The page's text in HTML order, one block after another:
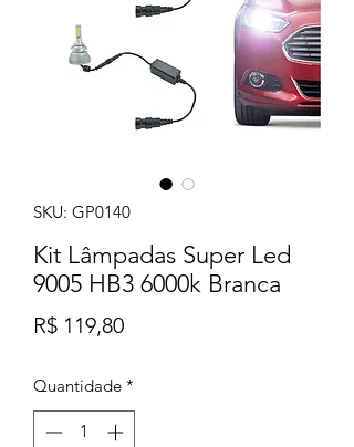
SKU: GP0140
Kit Lâmpadas Super Led
9005 HB3 6000k Branca
R$ 119,80Preço
Quantidade *